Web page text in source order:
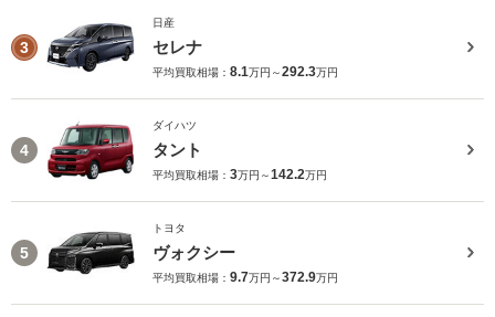
3
日産
セレナ
平均買取相場： 8.1万円～292.3万円
4
ダイハツ
タント
平均買取相場： 3万円～142.2万円
5
トヨタ
ヴォクシー
平均買取相場： 9.7万円～372.9万円